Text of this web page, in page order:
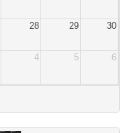
28 29 30
4 5 6